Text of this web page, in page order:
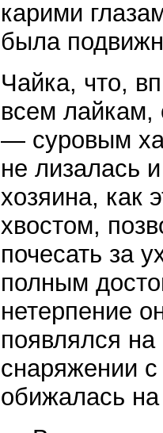
карими
была
Чайка, что,
всем лайкам,
— суровым
не лизалась
хозяина, как
хвостом,
почесать за
полным
нетерпение
появлялся
снаряжении
обижалась